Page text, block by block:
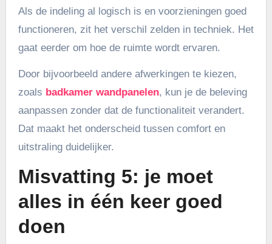
Als de indeling al logisch is en voorzieningen goed
functioneren, zit het verschil zelden in techniek. Het
gaat eerder om hoe de ruimte wordt ervaren.
Door bijvoorbeeld andere afwerkingen te kiezen,
zoals badkamer wandpanelen, kun je de beleving
aanpassen zonder dat de functionaliteit verandert.
Dat maakt het onderscheid tussen comfort en
uitstraling duidelijker.
Misvatting 5: je moet
alles in één keer goed
doen